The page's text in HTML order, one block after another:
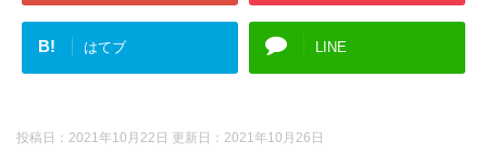
B! はてブ LINE
投稿日：2021年10月22日 更新日： 2021年10月26日